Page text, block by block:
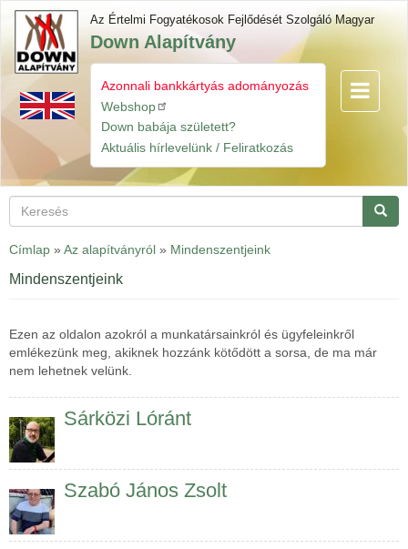
Ugrás
tartalomra
Az Értelmi Fogyatékosok Fejlődését Szolgáló Magyar
Down Alapítvány
Gyorslinkek
Azonnali bankkártyás adományozás
Webshop
Down babája született?
Aktuális hírlevelünk / Feliratkozás
Navigáció
Keresés
Címlap » Az alapítványról » Mindenszentjeink
Mindenszentjeink
Ezen az oldalon azokról a munkatársainkról és ügyfeleinkről
emlékezünk meg, akiknek hozzánk kötődött a sorsa, de ma már
nem lehetnek velünk.
Sárközi Lóránt
Szabó János Zsolt